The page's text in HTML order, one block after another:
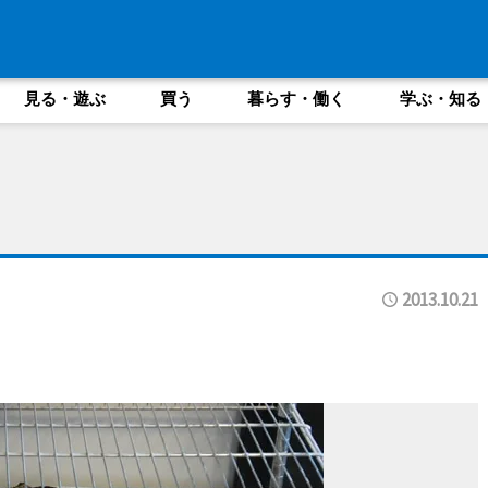
見る・遊ぶ 買う 暮らす・働く 学ぶ・知る
2013.10.21